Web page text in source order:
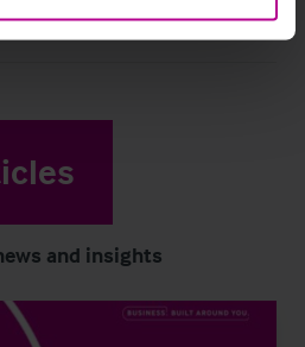
and insights